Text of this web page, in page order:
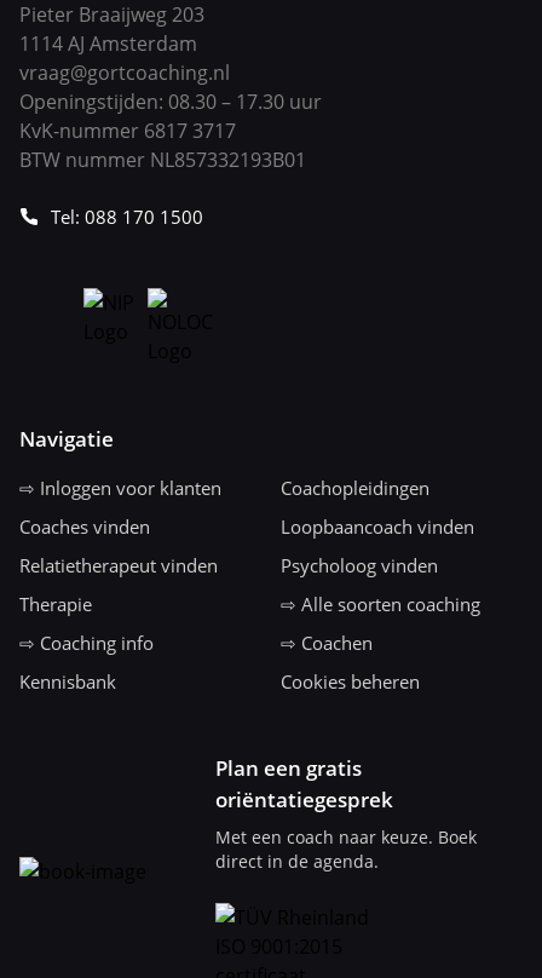
Pieter Braaijweg 203
1114 AJ Amsterdam
vraag@gortcoaching.nl
Openingstijden: 08.30 – 17.30 uur
KvK-nummer 6817 3717
BTW nummer NL857332193B01
Tel: 088 170 1500
Navigatie
⇨ Inloggen voor klanten
Coachopleidingen
Coaches vinden
Loopbaancoach vinden
Relatietherapeut vinden
Psycholoog vinden
Therapie
⇨ Alle soorten coaching
⇨ Coaching info
⇨ Coachen
Kennisbank
Cookies beheren
Plan een gratis
oriëntatiegesprek
Met een coach naar keuze. Boek
direct in de agenda.